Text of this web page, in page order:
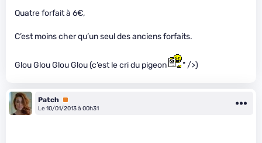
Quatre forfait à 6€,
C’est moins cher qu’un seul des anciens forfaits.
Glou Glou Glou Glou (c’est le cri du pigeon " />)
Patch Premium
Le 10/01/2013 à 00h31